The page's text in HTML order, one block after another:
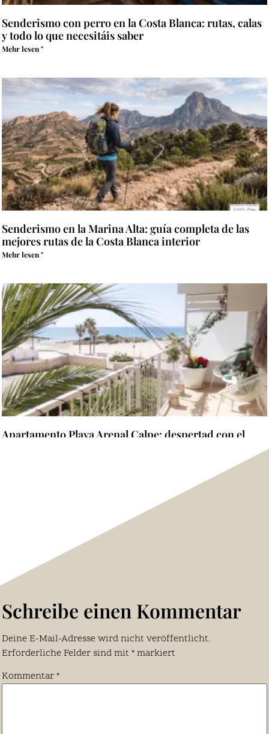
Senderismo con perro en la Costa Blanca: rutas, calas
y todo lo que necesitáis saber
Mehr lesen "
Senderismo en la Marina Alta: guía completa de las
mejores rutas de la Costa Blanca interior
Mehr lesen "
Apartamento Playa Arenal Calpe: despertad con el
Schreibe einen Kommentar
Deine E-Mail-Adresse wird nicht veröffentlicht.
Erforderliche Felder sind mit *markiert
Kommentar*